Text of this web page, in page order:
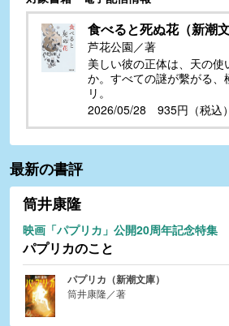
食べると死ぬ花（新潮文
芦花公園／著
美しい彼の正体は、天の使
か。すべての謎が繫がる、
リ。
2026/05/28 935円（税込）
最新の書評
筒井康隆
映画「パプリカ」公開20周年記念特集
パプリカのこと
パプリカ（新潮文庫）
筒井康隆／著